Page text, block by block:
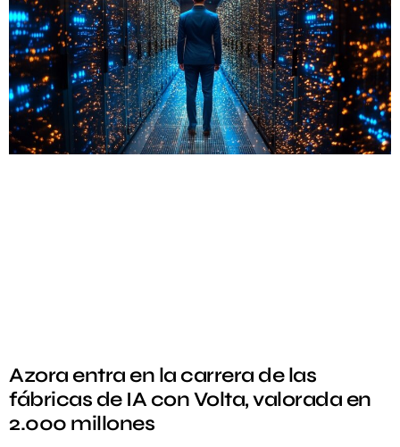
Azora entra en la carrera de las
fábricas de IA con Volta, valorada en
2.000 millones